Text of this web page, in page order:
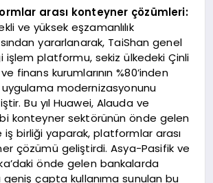
arası konteyner çözümleri:
ve yüksek eşzamanlılık
yararlanarak, TaiShan genel
işlem platformu, sekiz ülkedeki Çinli
finans kurumlarının %80’inden
uygulama modernizasyonunu
Bu yıl Huawei, Alauda ve
konteyner sektörünün önde gelen
iş birliği yaparak, platformlar arası
çözümü geliştirdi. Asya-Pasifik ve
önde gelen bankalarda
geniş çapta kullanıma sunulan bu